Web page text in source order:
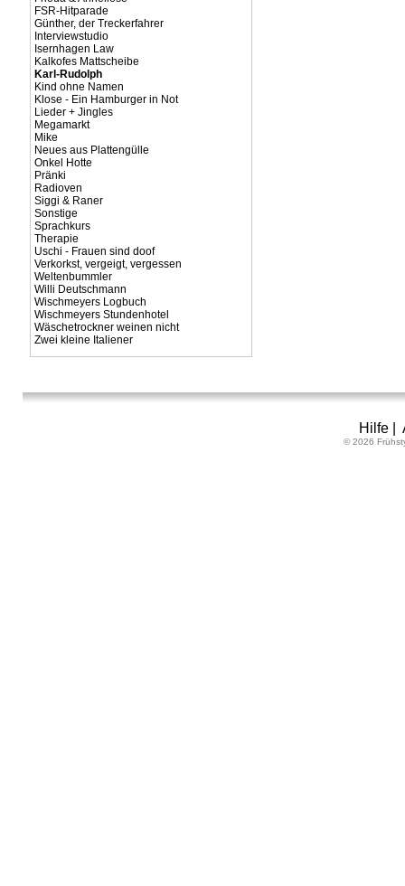
FSR-Hitparade
Günther, der Treckerfahrer
Interviewstudio
Isernhagen Law
Kalkofes Mattscheibe
Karl-Rudolph
Kind ohne Namen
Klose - Ein Hamburger in Not
Lieder + Jingles
Megamarkt
Mike
Neues aus Plattengülle
Onkel Hotte
Pränki
Radioven
Siggi & Raner
Sonstige
Sprachkurs
Therapie
Uschi - Frauen sind doof
Verkorkst, vergeigt, vergessen
Weltenbummler
Willi Deutschmann
Wischmeyers Logbuch
Wischmeyers Stundenhotel
Wäschetrockner weinen nicht
Zwei kleine Italiener
Hilfe|
© 2026